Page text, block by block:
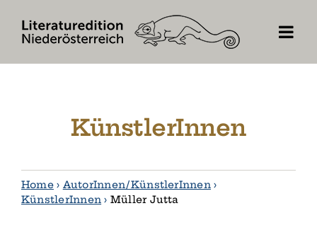
content
KünstlerInnen
Home› AutorInnen / KünstlerInnen›
KünstlerInnen › Müller Jutta